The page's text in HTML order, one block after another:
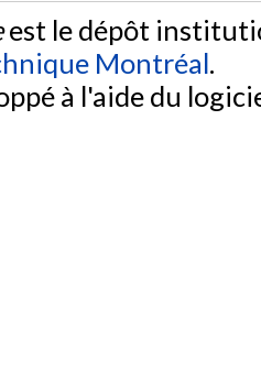
est le dépôt
Montréal.
à l'aide du